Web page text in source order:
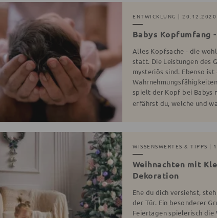
ENTWICKLUNG | 20.12.2020
Babys Kopfumfang
Alles Kopfsache - die
statt. Die Leistungen des
mysteriös sind. Ebenso
spielt der Kopf bei Babys
erfährst du, welche und
WISSENSWERTES & TIPPS |
Weihnachten mit
Dekoration
Ehe du dich versiehst,
der Tür. Ein besonderer
Feiertagen spielerisch